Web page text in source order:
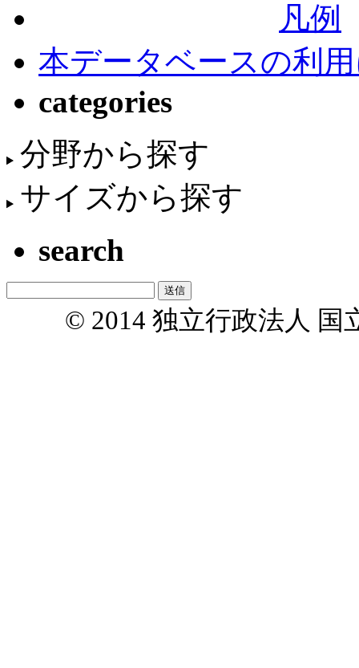
凡例
本データベースの利
categories
分野から探す
サイズから探す
search
© 2014 独立行政法人 国